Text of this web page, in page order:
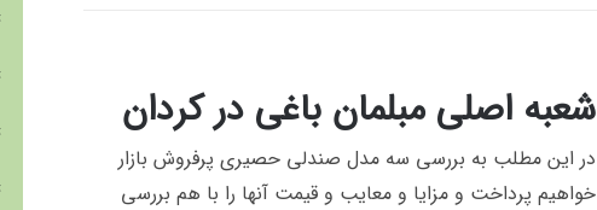
شعبه اصلی مبلمان باغی در کردان
در این مطلب به بررسی سه مدل صندلی حصیری پرفروش بازار
خواهیم پرداخت و مزایا و معایب و قیمت آنها را با هم بررسی